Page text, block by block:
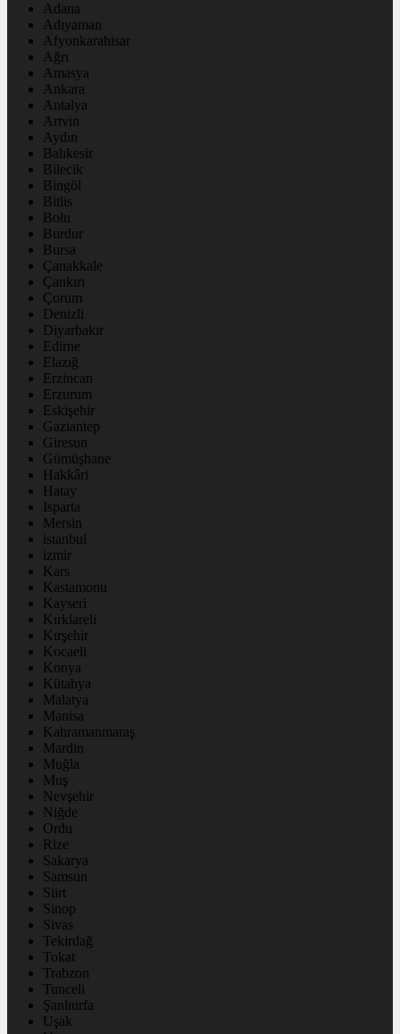
Adana
Adıyaman
Afyonkarahisar
Ağrı
Amasya
Ankara
Antalya
Artvin
Aydın
Balıkesir
Bilecik
Bingöl
Bitlis
Bolu
Burdur
Bursa
Çanakkale
Çankırı
Çorum
Denizli
Diyarbakır
Edirne
Elazığ
Erzincan
Erzurum
Eskişehir
Gaziantep
Giresun
Gümüşhane
Hakkâri
Hatay
Isparta
Mersin
istanbul
izmir
Kars
Kastamonu
Kayseri
Kırklareli
Kırşehir
Kocaeli
Konya
Kütahya
Malatya
Manisa
Kahramanmaraş
Mardin
Muğla
Muş
Nevşehir
Niğde
Ordu
Rize
Sakarya
Samsun
Siirt
Sinop
Sivas
Tekirdağ
Tokat
Trabzon
Tunceli
Şanlıurfa
Uşak